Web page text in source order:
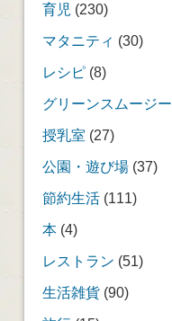
育児 (230)
マタニティ (30)
レシピ(8)
グリーンスムージー
授乳室 (27)
公園・遊び場(37)
節約生活(111)
本(4)
レストラン (51)
生活雑貨(90)